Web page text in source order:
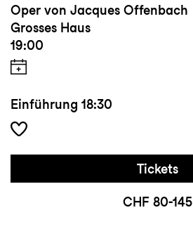
Oper von Jacques Offenbach
Grosses Haus
19:00
Einführung 18:30
Tickets
CHF 80-145